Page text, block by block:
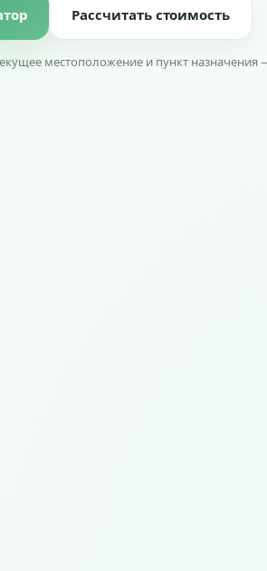
Рассчитать стоимость
местоположение и пункт назначения